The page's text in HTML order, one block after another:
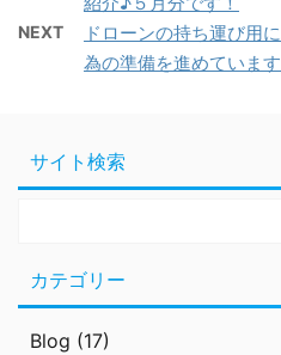
NEXT
ドローンの持ち運び用
為の準備を進めています
サイト検索
カテゴリー
Blog (17)